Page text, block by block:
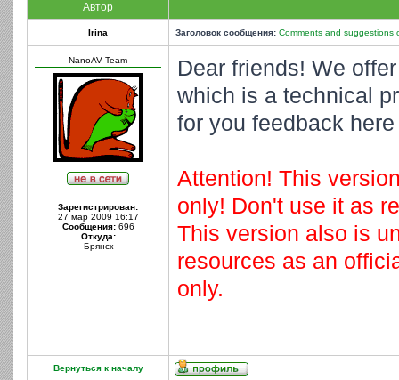
Автор
Irina Заголовок сообщения: Comments and suggestions
NanoAV Team
Зарегистрирован:
27 мар 2009 16:17
Сообщения:696
Откуда:
Брянск
Dear friends! We
which is a technical
for you feedback
Attention! This
only! Don't use it as
This version also is
resources as an
only.
Вернуться к началу